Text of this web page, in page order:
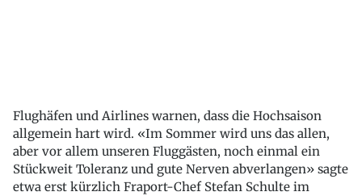
Flughäfen und Airlines warnen, dass die Hochsaison
allgemein hart wird. «Im Sommer wird uns das allen,
aber vor allem unseren Fluggästen, noch einmal ein
Stückweit Toleranz und gute Nerven abverlangen» sagte
etwa erst kürzlich Fraport-Chef Stefan Schulte im